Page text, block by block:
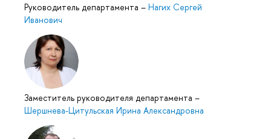
Руководитель департамента – Нагих Сергей
Иванович
Заместитель руководителя департамента –
Шершнева-Цитульская Ирина Александровна